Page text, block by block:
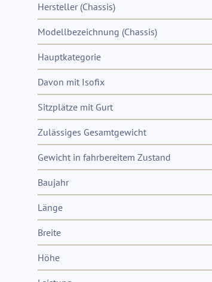
Hersteller (Chassis)
Modellbezeichnung (Chassis)
Hauptkategorie
Davon mit Isofix
Sitzplätze mit Gurt
Zulässiges Gesamtgewicht
Gewicht in fahrbereitem Zustand
Baujahr
Länge
Breite
Höhe